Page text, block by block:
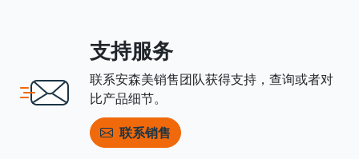
支持服务
联系安森美销售团队获得支持，查询或者对
比产品细节。
联系销售